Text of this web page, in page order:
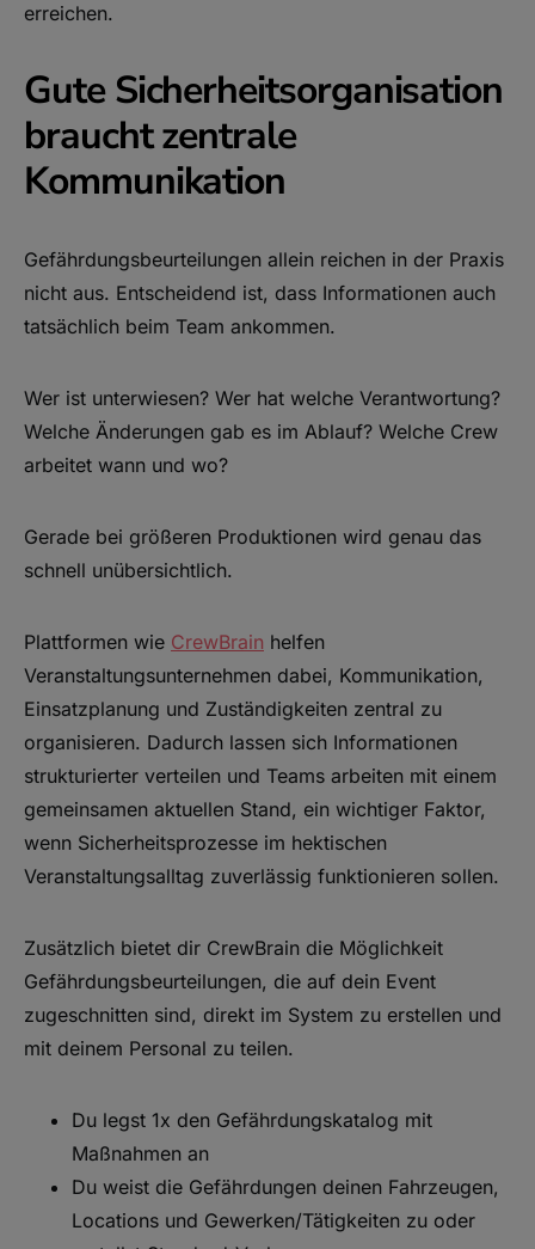
erreichen.
Gute Sicherheitsorganisation
braucht zentrale
Kommunikation
Gefährdungsbeurteilungen allein reichen in der Praxis
nicht aus. Entscheidend ist, dass Informationen auch
tatsächlich beim Team ankommen.
Wer ist unterwiesen? Wer hat welche Verantwortung?
Welche Änderungen gab es im Ablauf? Welche Crew
arbeitet wann und wo?
Gerade bei größeren Produktionen wird genau das
schnell unübersichtlich.
Plattformen wie CrewBrain helfen
Veranstaltungsunternehmen dabei, Kommunikation,
Einsatzplanung und Zuständigkeiten zentral zu
organisieren. Dadurch lassen sich Informationen
strukturierter verteilen und Teams arbeiten mit einem
gemeinsamen aktuellen Stand, ein wichtiger Faktor,
wenn Sicherheitsprozesse im hektischen
Veranstaltungsalltag zuverlässig funktionieren sollen.
Zusätzlich bietet dir CrewBrain die Möglichkeit
Gefährdungsbeurteilungen, die auf dein Event
zugeschnitten sind, direkt im System zu erstellen und
mit deinem Personal zu teilen.
Du legst 1x den Gefährdungskatalog mit
Maßnahmen an
Du weist die Gefährdungen deinen Fahrzeugen,
Locations und Gewerken/Tätigkeiten zu oder